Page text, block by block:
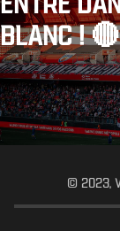
BLANC !
© 2023,